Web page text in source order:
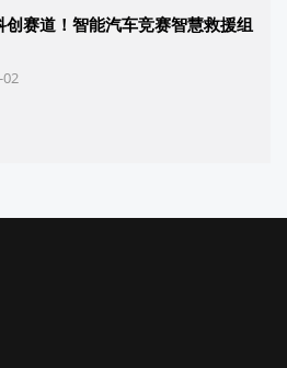
创赛道！智能汽车竞赛智慧救援组
02